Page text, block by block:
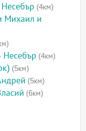
(4км)
Михаил и
Несебър (4км)
(5км)
(5км)
(6км)